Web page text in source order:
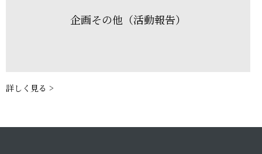
企画その他（活動報告）
詳しく見る >